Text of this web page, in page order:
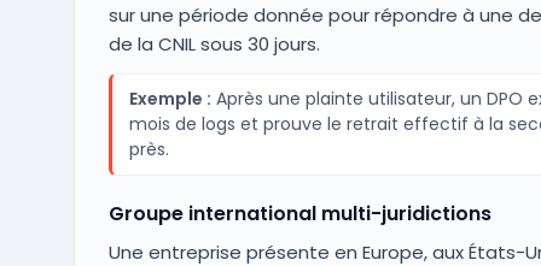
sur une période donnée pour répondre à une
de la CNIL sous 30 jours.
Exemple : Après une plainte utilisateur, un DPO
mois de logs et prouve le retrait effectif à la
près.
Groupe international multi-juridictions
Une entreprise présente en Europe, aux États-